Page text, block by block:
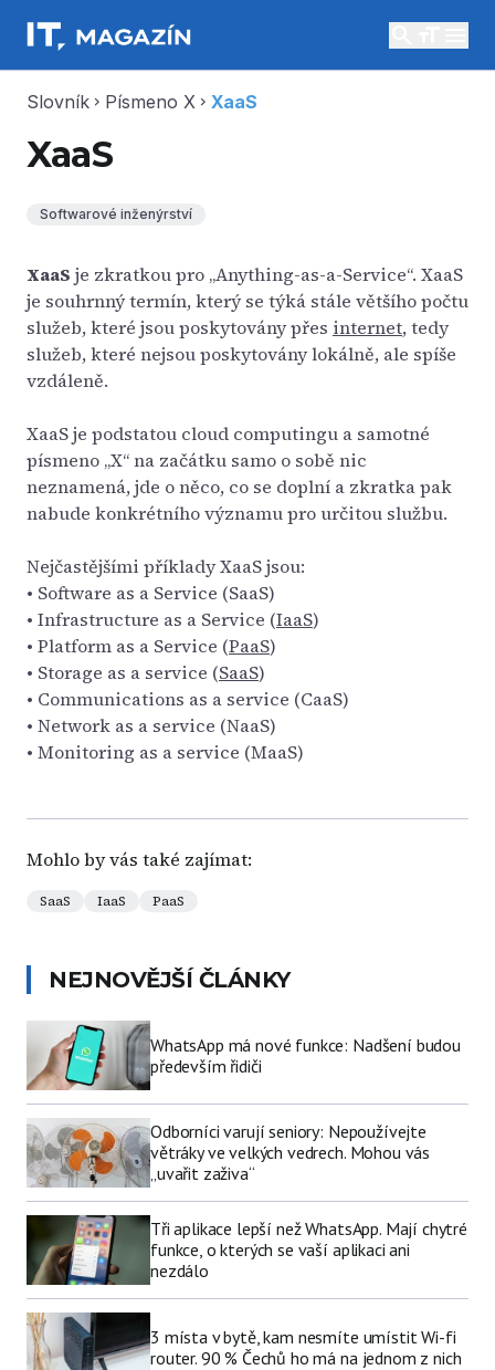
Slovník chevron_right Písmeno X chevron_right XaaS
XaaS
Softwarové inženýrství
XaaS je zkratkou pro „Anything-as-a-Service“. XaaS
je souhrnný termín, který se týká stále většího počtu
služeb, které jsou poskytovány přes internet, tedy
služeb, které nejsou poskytovány lokálně, ale spíše
vzdáleně.
XaaS je podstatou cloud computingu a samotné
písmeno „X“ na začátku samo o sobě nic
neznamená, jde o něco, co se doplní a zkratka pak
nabude konkrétního významu pro určitou službu.
Nejčastějšími příklady XaaS jsou:
• Software as a Service (SaaS)
• Infrastructure as a Service (IaaS)
• Platform as a Service (PaaS)
• Storage as a service (SaaS)
• Communications as a service (CaaS)
• Network as a service (NaaS)
• Monitoring as a service (MaaS)
Mohlo by vás také zajímat:
SaaS IaaS PaaS
NEJNOVĚJŠÍ ČLÁNKY
WhatsApp má nové funkce: Nadšení budou
především řidiči
Odborníci varují seniory: Nepoužívejte
větráky ve velkých vedrech. Mohou vás
„uvařit zaživa“
Tři aplikace lepší než WhatsApp. Mají chytré
funkce, o kterých se vaší aplikaci ani
nezdálo
3 místa v bytě, kam nesmíte umístit Wi-fi
router. 90 % Čechů ho má na jednom z nich